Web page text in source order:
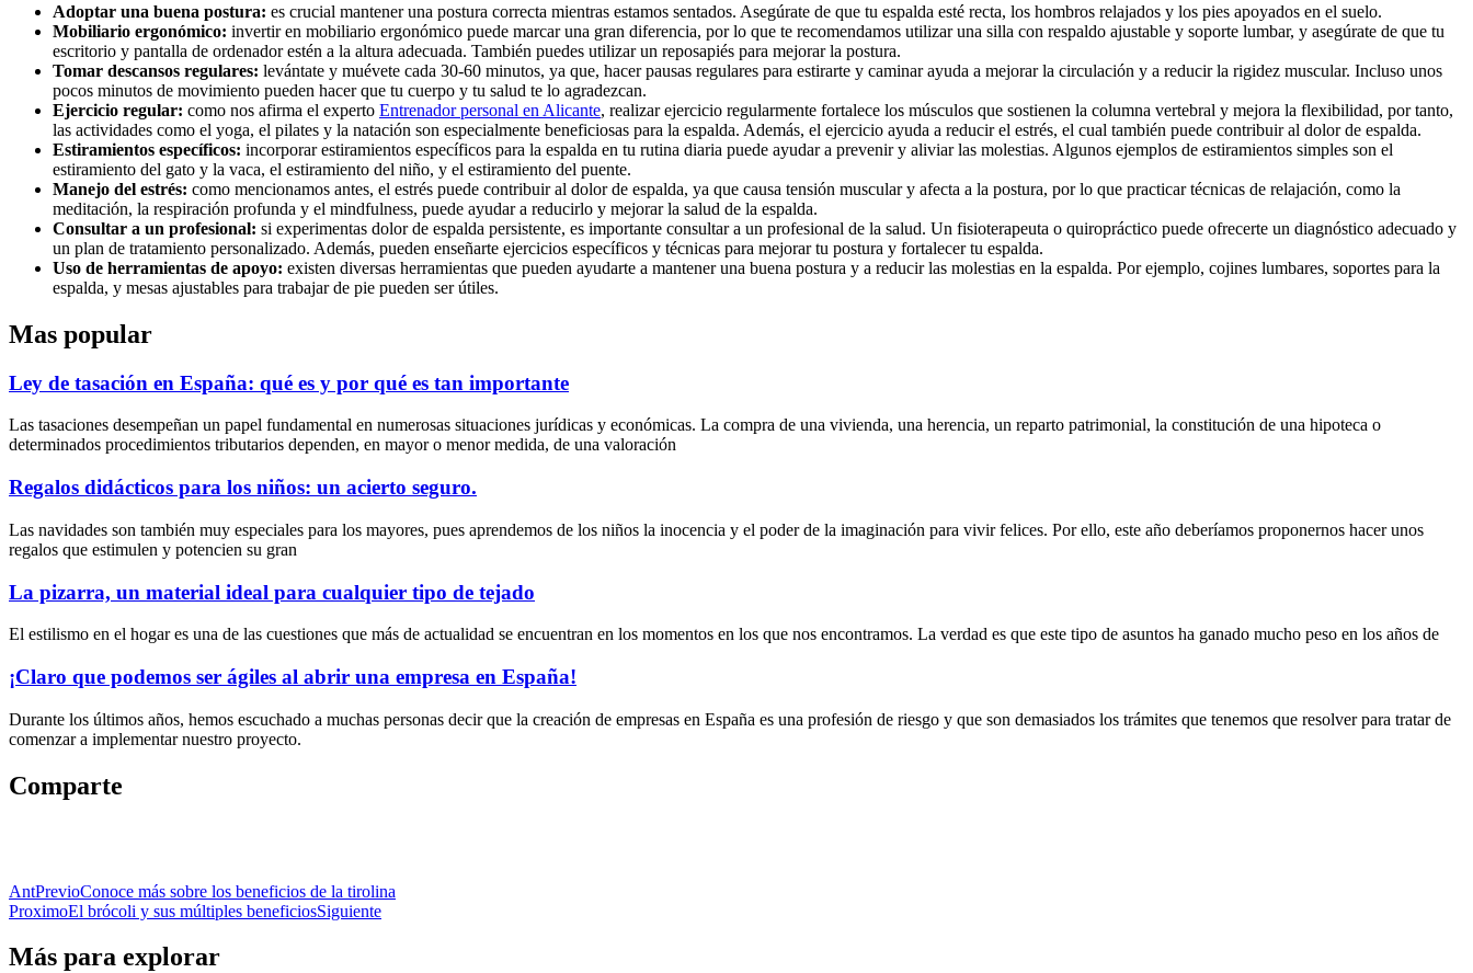
Adoptar una buena postura: es crucial mantener una postura correcta mientras estamos sentados. Asegúrate de que tu espalda esté recta, los hombros relajados y los pies apoyados en el suelo.
Mobiliario ergonómico: invertir en mobiliario ergonómico puede marcar una gran diferencia, por lo que te recomendamos utilizar una silla con respaldo ajustable y soporte lumbar, y asegúrate de que tu
escritorio y pantalla de ordenador estén a la altura adecuada. También puedes utilizar un reposapiés para mejorar la postura.
Tomar descansos regulares: levántate y muévete cada 30-60 minutos, ya que, hacer pausas regulares para estirarte y caminar ayuda a mejorar la circulación y a reducir la rigidez muscular. Incluso unos
pocos minutos de movimiento pueden hacer que tu cuerpo y tu salud te lo agradezcan.
Ejercicio regular: como nos afirma el experto Entrenador personal en Alicante, realizar ejercicio regularmente fortalece los músculos que sostienen la columna vertebral y mejora la flexibilidad, por tanto,
las actividades como el yoga, el pilates y la natación son especialmente beneficiosas para la espalda. Además, el ejercicio ayuda a reducir el estrés, el cual también puede contribuir al dolor de espalda.
Estiramientos específicos: incorporar estiramientos específicos para la espalda en tu rutina diaria puede ayudar a prevenir y aliviar las molestias. Algunos ejemplos de estiramientos simples son el
estiramiento del gato y la vaca, el estiramiento del niño, y el estiramiento del puente.
Manejo del estrés: como mencionamos antes, el estrés puede contribuir al dolor de espalda, ya que causa tensión muscular y afecta a la postura, por lo que practicar técnicas de relajación, como la
meditación, la respiración profunda y el mindfulness, puede ayudar a reducirlo y mejorar la salud de la espalda.
Consultar a un profesional: si experimentas dolor de espalda persistente, es importante consultar a un profesional de la salud. Un fisioterapeuta o quiropráctico puede ofrecerte un diagnóstico adecuado y
un plan de tratamiento personalizado. Además, pueden enseñarte ejercicios específicos y técnicas para mejorar tu postura y fortalecer tu espalda.
Uso de herramientas de apoyo: existen diversas herramientas que pueden ayudarte a mantener una buena postura y a reducir las molestias en la espalda. Por ejemplo, cojines lumbares, soportes para la
espalda, y mesas ajustables para trabajar de pie pueden ser útiles.
Mas popular
Ley de tasación en España: qué es y por qué es tan importante
Las tasaciones desempeñan un papel fundamental en numerosas situaciones jurídicas y económicas. La compra de una vivienda, una herencia, un reparto patrimonial, la constitución de una hipoteca o
determinados procedimientos tributarios dependen, en mayor o menor medida, de una valoración
Regalos didácticos para los niños: un acierto seguro.
Las navidades son también muy especiales para los mayores, pues aprendemos de los niños la inocencia y el poder de la imaginación para vivir felices. Por ello, este año deberíamos proponernos hacer unos
regalos que estimulen y potencien su gran
La pizarra, un material ideal para cualquier tipo de tejado
El estilismo en el hogar es una de las cuestiones que más de actualidad se encuentran en los momentos en los que nos encontramos. La verdad es que este tipo de asuntos ha ganado mucho peso en los años de
¡Claro que podemos ser ágiles al abrir una empresa en España!
Durante los últimos años, hemos escuchado a muchas personas decir que la creación de empresas en España es una profesión de riesgo y que son demasiados los trámites que tenemos que resolver para tratar de
comenzar a implementar nuestro proyecto.
Comparte
AntPrevioConoce más sobre los beneficios de la tirolina
ProximoEl brócoli y sus múltiples beneficiosSiguiente
Más para explorar